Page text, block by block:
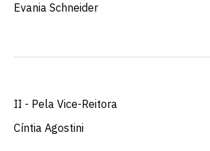
Evania Schneider
II - Pela Vice-Reitora
Cíntia Agostini